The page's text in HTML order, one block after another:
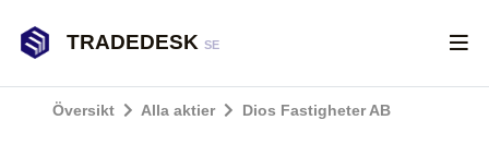
TRADEDESK SE
Översikt Alla aktier Dios Fastigheter AB